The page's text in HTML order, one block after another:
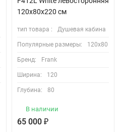
120х80х220 см
тип товара : Душевая кабина
Популярные размеры: 120х80
Бренд: Frank
Ширина: 120
Глубина: 80
В наличии
65 000 ₽